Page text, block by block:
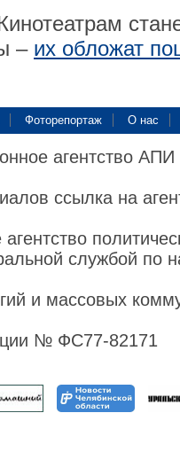
– их обложат
Фоторепортаж О нас
агентство
ссылка на
службой по
и массовых
№ ФС77-82171